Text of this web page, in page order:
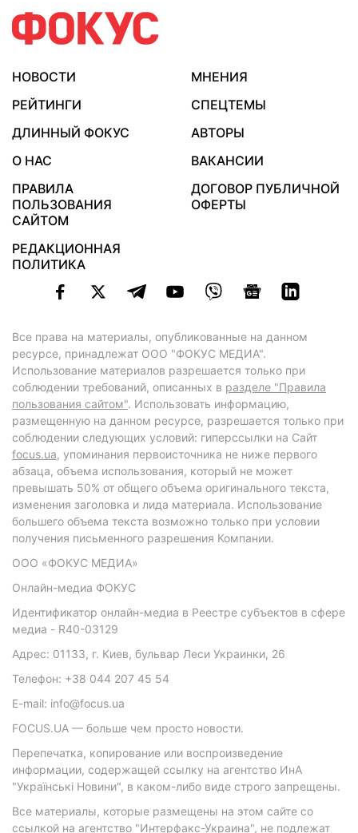
НОВОСТИ
МНЕНИЯ
РЕЙТИНГИ
СПЕЦТЕМЫ
ДЛИННЫЙ ФОКУС
АВТОРЫ
О НАС
ВАКАНСИИ
ПРАВИЛА
ПОЛЬЗОВАНИЯ
САЙТОМ
ДОГОВОР ПУБЛИЧНОЙ
ОФЕРТЫ
РЕДАКЦИОННАЯ
ПОЛИТИКА
Все права на материалы, опубликованные на данном
ресурсе, принадлежат ООО "ФОКУС МЕДИА".
Использование материалов разрешается только при
соблюдении требований, описанных в разделе "Правила
пользования сайтом". Использовать информацию,
размещенную на данном ресурсе, разрешается только при
соблюдении следующих условий: гиперссылки на Сайт
focus.ua, упоминания первоисточника не ниже первого
абзаца, объема использования, который не может
превышать 50% от общего объема оригинального текста,
изменения заголовка и лида материала. Использование
большего объема текста возможно только при условии
получения письменного разрешения Компании.
ООО «ФОКУС МЕДИА»
Онлайн-медиа ФОКУС
Идентификатор онлайн-медиа в Реестре субъектов в сфере
медиа - R40-03129
Адрес: 01133, г. Киев, бульвар Леси Украинки, 26
Телефон: +38 044 207 45 54
E-mail: info@focus.ua
FOCUS.UA — больше чем просто новости.
Перепечатка, копирование или воспроизведение
информации, содержащей ссылку на агентство ИнА
"Українські Новини", в каком-либо виде строго запрещены.
Все материалы, которые размещены на этом сайте со
ссылкой на агентство "Интерфакс-Украина", не подлежат